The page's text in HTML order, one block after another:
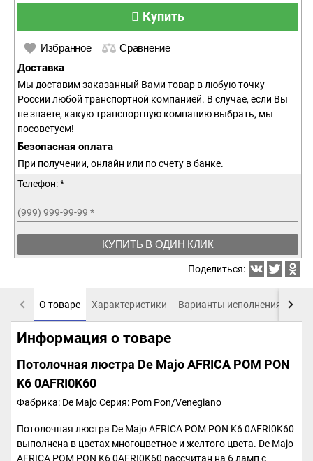
Купить
Избранное Сравнение
Доставка
Мы доставим заказанный Вами товар в любую точку
России любой транспортной компанией. В случае, если Вы
не знаете, какую транспортную компанию выбрать, мы
посоветуем!
Безопасная оплата
При получении, онлайн или по счету в банке.
Телефон: *
(999) 999-99-99 *
КУПИТЬ В ОДИН КЛИК
Поделиться:
О товаре Характеристики Варианты исполнения
Информация о товаре
Потолочная люстра De Majo AFRICA POM PON
K6 0AFRI0K60
Фабрика: De MajoСерия: Pom Pon/Venegiano
Потолочная люстра De Majo AFRICA POM PON K6 0AFRI0K60
выполнена в цветах многоцветное и желтого цвета. De Majo
AFRICA POM PON K6 0AFRI0K60 рассчитан на 6 ламп с